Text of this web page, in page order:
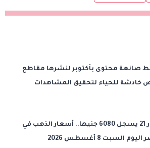
صانعة محتوى بأكتوبر لنشرها مقاطع
خادشة للحياء لتحقيق المشاهدات
عيار 21 يسجل 6080 جنيها.. أسعار الذهب في
السبت 8 أغسطس 2026